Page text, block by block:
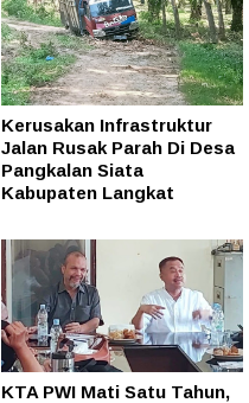
Kerusakan Infrastruktur
Jalan Rusak Parah Di Desa
Pangkalan Siata
Kabupaten Langkat
KTA PWI Mati Satu Tahun,